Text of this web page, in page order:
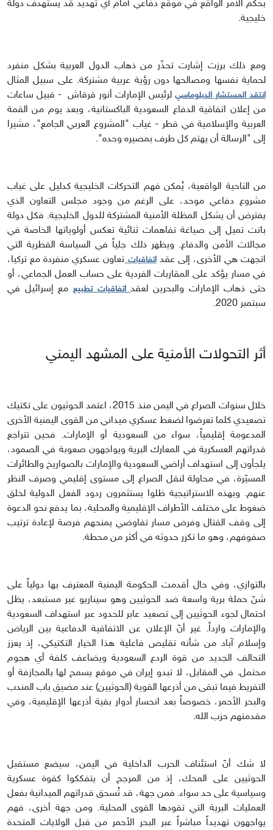
بحكم الأمر الواقع في موقع دفاعي أمام أي تهديد قد يستهدف دولة
خليجية.
ومع ذلك برزت إشارت تحذّر من ذهاب الدول العربية بشكل منفرد
لحماية نفسها ومصالحها دون رؤية عربية مشتركة. على سبيل المثال
انتقد المستشار الدبلوماسي لرئيس الإمارات أنور قرقاش - قبيل ساعات
من إعلان اتفاقية الدفاع السعودية الباكستانية، وبعد يوم من القمة
العربية والإسلامية في قطر - غياب "المشروع العربي الجامع"، مشيرا
إلى "الرسالة أن يهتم كل طرف بمصيره وحده".
من الناحية الواقعية، يُمكن فهم التحركات الخليجية كدليل على غياب
مشروع دفاعي موحد، على الرغم من وجود مجلس التعاون الذي
يفترض أن يشكل المظلة الأمنية المشتركة للدول الخليجية. فكل دولة
باتت تميل إلى صياغة تفاهمات ثنائية تعكس أولوياتها الخاصة في
مجالات الأمن والدفاع. ويظهر ذلك جلياً في السياسة القطرية التي
اتجهت هي الأخرى، إلى عقداتفاقيات تعاون عسكري منفردة مع تركيا،
في مسار يؤكد على المقاربات الفردية على حساب العمل الجماعي، أو
حتى ذهاب الإمارات والبحرين لعقداتفاقيات تطبيع مع إسرائيل في
سبتمبر 2020.
أثر التحولات الأمنية على المشهد اليمني
خلال سنوات الصراع في اليمن منذ 2015، اعتمد الحوثيون على تكتيك
تصعيدي كلما تعرضوا لضغط عسكري ميداني من القوى اليمنية الأخرى
المدعومة إقليمياً، سواء من السعودية أو الإمارات. فحين تتراجع
قدراتهم العسكرية في المعارك البرية ويواجهون صعوبة في الصمود،
يلجأون إلى استهداف أراضي السعودية والإمارات بالصواريخ والطائرات
المسيّرة، في محاولة لنقل الصراع إلى مستوى إقليمي وصرف النظر
عنهم. وبهذه الاستراتيجية ظلوا يستثمرون ردود الفعل الدولية لخلق
ضغوط على مختلف الأطراف الإقليمية والمحلية، بما يدفع نحو الدعوة
إلى وقف القتال وفرض مسار تفاوضي يمنحهم فرصة لإعادة ترتيب
صفوفهم، وهو ما تكرر حدوثه في أكثر من محطة.
بالتوازي، وفي حال أقدمت الحكومة اليمنية المعترف بها دولياً على
شنّ حملة برية واسعة ضد الحوثيين وهو سيناريو غير مستبعد، يظل
احتمال لجوء الحوثيين إلى تصعيد عابر للحدود عبر استهداف السعودية
والإمارات وارداً. غير أنّ الإعلان عن الاتفاقية الدفاعية بين الرياض
وإسلام آباد من شأنه تقليص فاعلية هذا الخيار التكتيكي، إذ يعزز
التحالف الجديد من قوة الردع السعودية ويضاعف كلفة أي هجوم
محتمل. في المقابل، لا تبدو إيران في موقع يسمح لها بالمجازفة أو
التفريط فيما تبقى من أذرعها القوية (الحوثيين) عند مضيق باب المندب
والبحر الأحمر، خصوصاً بعد انحسار أدوار بقية أذرعها الإقليمية، وفي
مقدمتهم حزب الله.
لا شك أنّ استئناف الحرب الداخلية في اليمن، سيضع مستقبل
الحوثيين على المحك، إذ من المرجح أن يتفككوا كقوة عسكرية
وسياسية على حد سواء. فمن جهة، قد تُسحق قدراتهم الميدانية بفعل
العمليات البرية التي تقودها القوى المحلية. ومن جهة أخرى، فهم
يواجهون تهديداً مباشراً عبر البحر الأحمر من قبل الولايات المتحدة